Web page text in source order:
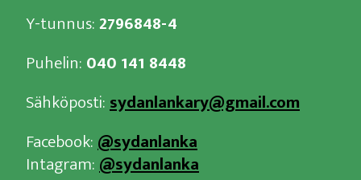
Y-tunnus:2796848-4
Puhelin: 040 141 8448
Sähköposti:sydanlankary@gmail.com
Facebook:@sydanlanka
Intagram:@sydanlanka